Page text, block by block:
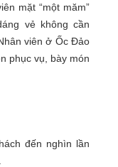
mặt “một măm”
vẻ không cần
viên ở Ốc Đảo
phục vụ, bày món
đến nghìn lần